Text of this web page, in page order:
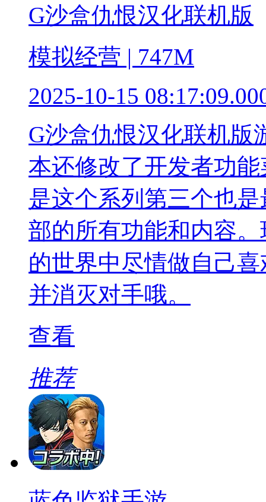
G沙盒仇恨汉化联机版
模拟经营 | 747M
2025-10-15
G沙盒仇恨汉化联机版
本还修改了开发者功
是这个系列第三个也
部的所有功能和内容
的世界中尽情做自己
并消灭对手哦。
查看
推荐